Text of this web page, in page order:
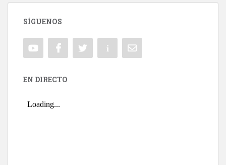
SÍGUENOS
EN DIRECTO